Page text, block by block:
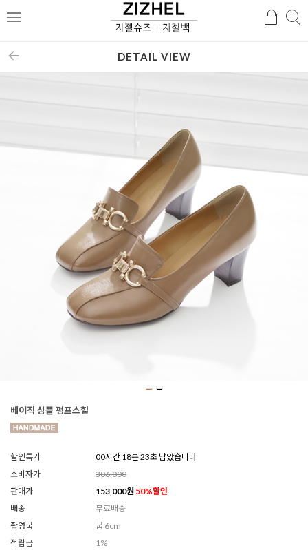
메
검
DETAIL VIEW
베이직 심플 펌프스힐
할인특가
00시간 18분 21초 남았습니다
소비자가
306,000
판매가
153,000원 50%할인
배송
무료배송
촬영굽
굽 6cm
적립금
1%